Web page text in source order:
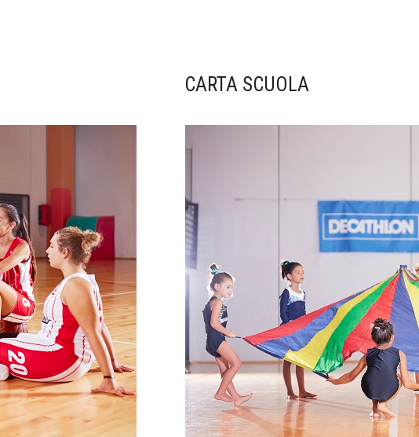
CARTA SCUOLA